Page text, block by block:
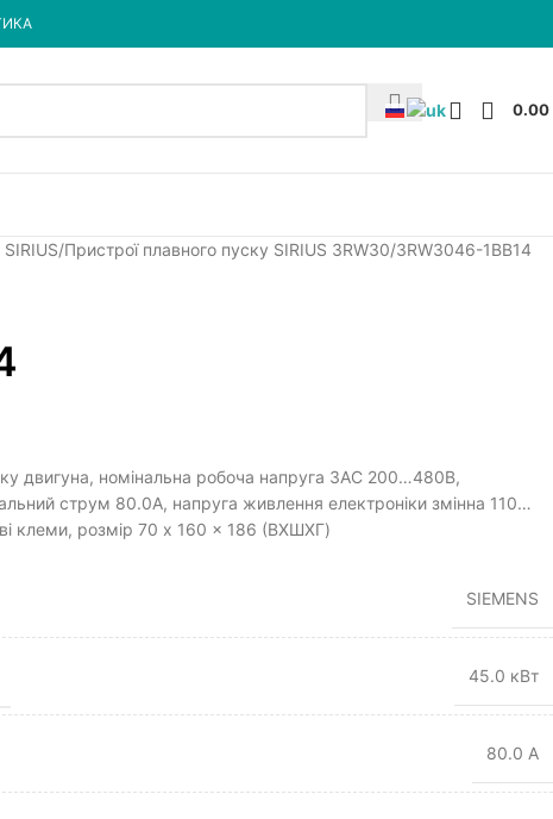
0.00
Пристрої плавного пуску SIRIUS 3RW30 3RW3046-1BB14
двигуна, номінальна робоча напруга 3АС 200…480В,
струм 80.0A, напруга живлення електроніки змінна 110…
клеми, розмір 70 x 160 x 186 (ВXШXГ)
SIEMENS
45.0 кВт
80.0 А